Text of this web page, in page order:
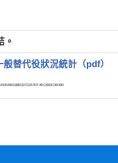
。
替代役狀況統計（pdf）